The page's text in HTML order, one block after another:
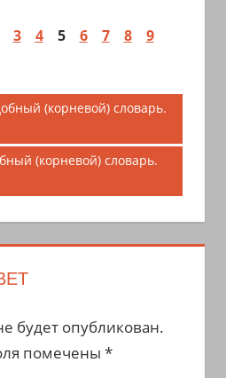
3 4 5 6 7 8
9
(корневой) словарь.
(корневой) словарь.
будет опубликован.
помечены *